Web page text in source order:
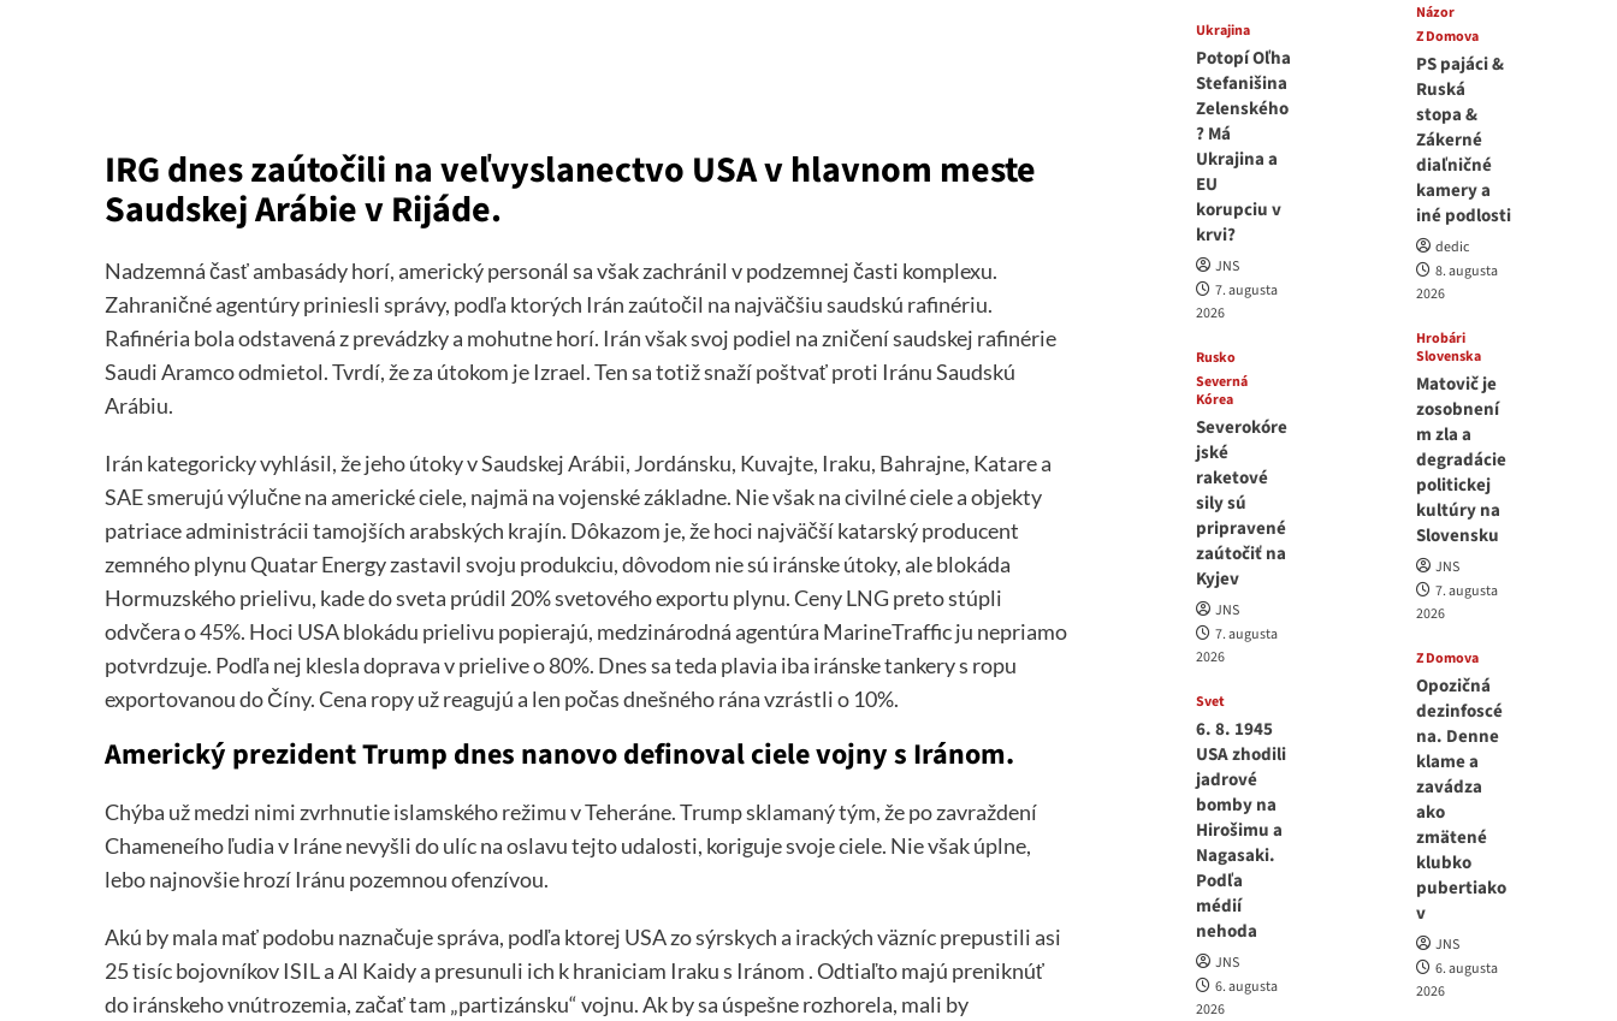
IRG dnes zaútočili na veľvyslanectvo USA v hlavnom meste
Saudskej Arábie v Rijáde.
Nadzemná časť ambasády horí, americký personál sa však zachránil v podzemnej časti komplexu.
Zahraničné agentúry priniesli správy, podľa ktorých Irán zaútočil na najväčšiu saudskú rafinériu.
Rafinéria bola odstavená z prevádzky a mohutne horí. Irán však svoj podiel na zničení saudskej rafinérie
Saudi Aramco odmietol. Tvrdí, že za útokom je Izrael. Ten sa totiž snaží poštvať proti Iránu Saudskú
Arábiu.
Irán kategoricky vyhlásil, že jeho útoky v Saudskej Arábii, Jordánsku, Kuvajte, Iraku, Bahrajne, Katare a
SAE smerujú výlučne na americké ciele, najmä na vojenské základne. Nie však na civilné ciele a objekty
patriace administrácii tamojších arabských krajín. Dôkazom je, že hoci najväčší katarský producent
zemného plynu Quatar Energy zastavil svoju produkciu, dôvodom nie sú iránske útoky, ale blokáda
Hormuzského prielivu, kade do sveta prúdil 20% svetového exportu plynu. Ceny LNG preto stúpli
odvčera o 45%. Hoci USA blokádu prielivu popierajú, medzinárodná agentúra MarineTraffic ju nepriamo
potvrdzuje. Podľa nej klesla doprava v prielive o 80%. Dnes sa teda plavia iba iránske tankery s ropu
exportovanou do Číny. Cena ropy už reagujú a len počas dnešného rána vzrástli o 10%.
Americký prezident Trump dnes nanovo definoval ciele vojny s Iránom.
Chýba už medzi nimi zvrhnutie islamského režimu v Teheráne. Trump sklamaný tým, že po zavraždení
Chameneího ľudia v Iráne nevyšli do ulíc na oslavu tejto udalosti, koriguje svoje ciele. Nie však úplne,
lebo najnovšie hrozí Iránu pozemnou ofenzívou.
Akú by mala mať podobu naznačuje správa, podľa ktorej USA zo sýrskych a irackých väzníc prepustili asi
25 tisíc bojovníkov ISIL a Al Kaidy a presunuli ich k hraniciam Iraku s Iránom . Odtiaľto majú preniknúť
do iránskeho vnútrozemia, začať tam „partizánsku“ vojnu. Ak by sa úspešne rozhorela, mali by
Ukrajina
Potopí Oľha
Stefanišina
Zelenského
? Má
Ukrajina a
EU
korupciu v
krvi?
JNS
7. augusta
2026
Rusko
Severná
Kórea
Severokóre
jské
raketové
sily sú
pripravené
zaútočiť na
Kyjev
JNS
7. augusta
2026
Svet
6. 8. 1945
USA zhodili
jadrové
bomby na
Hirošimu a
Nagasaki.
Podľa
médií
nehoda
JNS
6. augusta
2026
Názor
Z Domova
PS pajáci &
Ruská
stopa &
Zákerné
diaľničné
kamery a
iné podlosti
dedic
8. augusta
2026
Hrobári
Slovenska
Matovič je
zosobnení
m zla a
degradácie
politickej
kultúry na
Slovensku
JNS
7. augusta
2026
Z Domova
Opozičná
dezinfoscé
na. Denne
klame a
zavádza
ako
zmätené
klubko
pubertiako
v
JNS
6. augusta
2026